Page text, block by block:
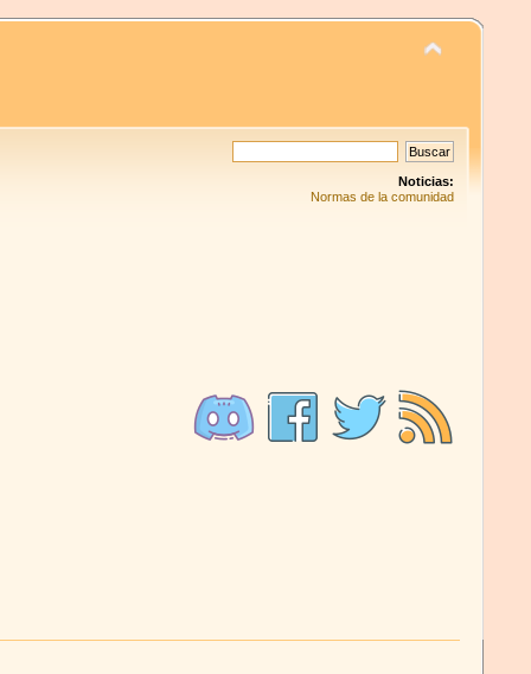
Noticias:
Normas de la comunidad